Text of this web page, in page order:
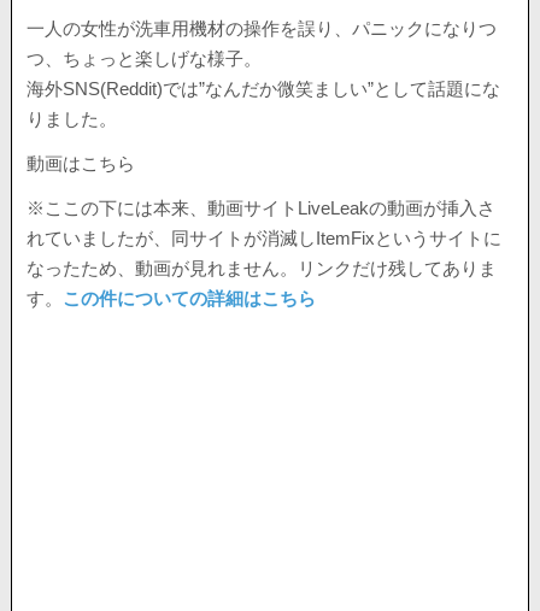
一人の女性が洗車用機材の操作を誤り、パニックになりつ
つ、ちょっと楽しげな様子。
海外SNS(Reddit)では”なんだか微笑ましい”として話題にな
りました。
動画はこちら
※ここの下には本来、動画サイトLiveLeakの動画が挿入さ
れていましたが、同サイトが消滅しItemFixというサイトに
なったため、動画が見れません。リンクだけ残してありま
す。 この件についての詳細はこちら